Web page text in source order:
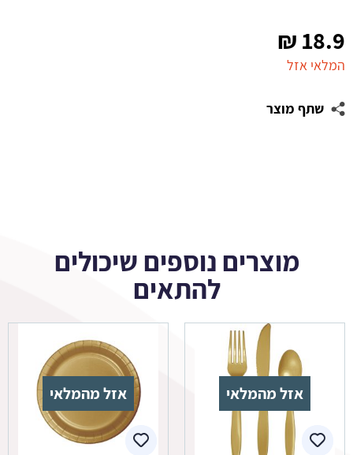
18.9
₪
המלאי אזל
שתף מוצר
מוצרים נוספים שיכולים
להתאים
אזל מהמלאי אזל מהמלאי